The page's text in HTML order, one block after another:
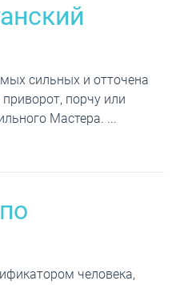
сильных и отточена
порчу или
Мастера. ...
человека,